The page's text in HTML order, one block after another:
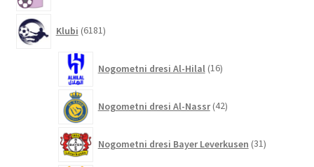
Klubi 6181izdelkov
Nogometni dresi Al-Hilal 16izdelkov
Nogometni dresi Al-Nassr 42izdelkov
Nogometni dresi Bayer Leverkusen 31izdelkov